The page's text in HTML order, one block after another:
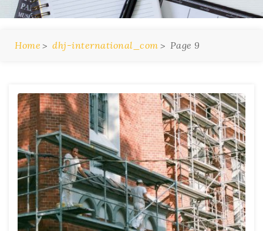
Home dhj-international_com Page 9